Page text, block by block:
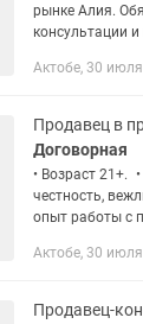
рынке Алия.
консультации
порядочная,
Актобе, 30 июля
Договорная
• Возраст 21+.
честность,
опыт работы с
кассой будет
Актобе, 30 июля